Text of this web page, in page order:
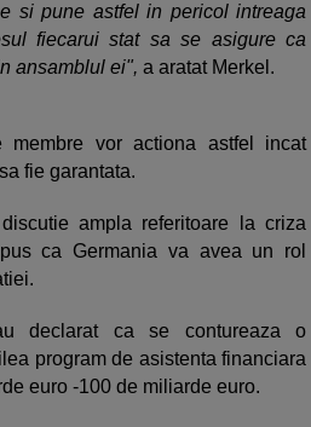
si pune astfel in pericol intreaga
fiecarui stat sa se asigure ca
ansamblul ei", a aratat Merkel.
vor actiona astfel incat
fie garantata.
ampla referitoare la criza
ca Germania va avea un rol
declarat ca se contureaza o
program de asistenta financiara
euro -100 de miliarde euro.